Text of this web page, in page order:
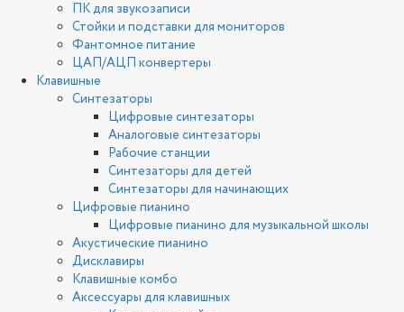
ПК для звукозаписи
Стойки и подставки для мониторов
Фантомное питание
ЦАП/АЦП конвертеры
Клавишные
Синтезаторы
Цифровые синтезаторы
Аналоговые синтезаторы
Рабочие станции
Синтезаторы для детей
Синтезаторы для начинающих
Цифровые пианино
Цифровые пианино для музыкальной школы
Акустические пианино
Дисклавиры
Клавишные комбо
Аксессуары для клавишных